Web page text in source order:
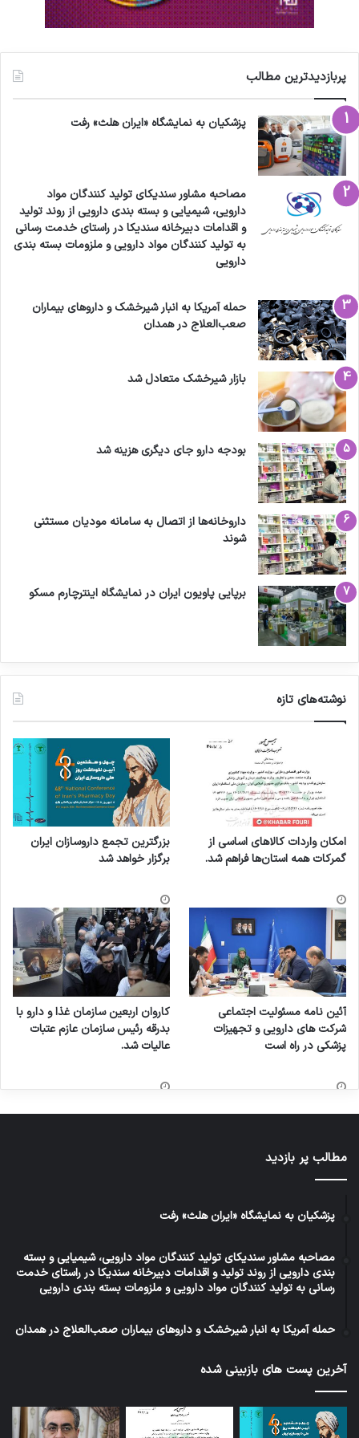
پربازدیدترین مطالب
پزشکیان به نمایشگاه «ایران هلث» رفت
مصاحبه مشاور سندیکای تولید کنندگان مواد
دارویی، شیمیایی و بسته بندی دارویی از روند تولید
و اقدامات دبیرخانه سندیکا در راستای خدمت رسانی
به تولید کنندگان مواد دارویی و ملزومات بسته بندی
دارویی
حمله آمریکا به انبار شیرخشک و داروهای بیماران
صعب‌العلاج در همدان
بازار شیرخشک متعادل شد
بودجه دارو جای دیگری هزینه شد
داروخانه‌ها از اتصال به سامانه مودیان مستثنی
شوند
برپایی پاویون ایران در نمایشگاه اینترچارم مسکو
نوشته‌های تازه
امکان واردات کالاهای اساسی از
گمرکات همه استان‌ها فراهم شد.
بزرگترین تجمع داروسازان ایران
برگزار خواهد شد
آئین نامه مسئولیت اجتماعی
شرکت های دارویی و تجهیزات
پزشکی در راه است
کاروان اربعین سازمان غذا و دارو با
بدرقه رئیس سازمان عازم عتبات
عالیات شد.
مطالب پر بازدید
پزشکیان به نمایشگاه «ایران هلث» رفت
مصاحبه مشاور سندیکای تولید کنندگان مواد دارویی، شیمیایی و بسته
بندی دارویی از روند تولید و اقدامات دبیرخانه سندیکا در راستای خدمت
رسانی به تولید کنندگان مواد دارویی و ملزومات بسته بندی دارویی
حمله آمریکا به انبار شیرخشک و داروهای بیماران صعب‌العلاج در همدان
آخرین پست های بازبینی شده